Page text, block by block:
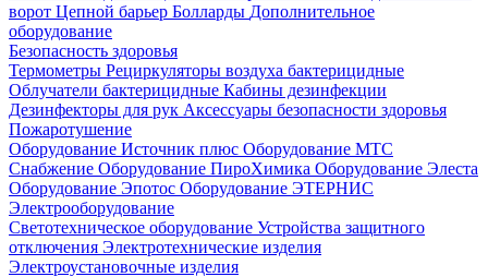
ворот Цепной барьер Болларды Дополнительное
оборудование
Безопасность здоровья
Термометры Рециркуляторы воздуха бактерицидные
Облучатели бактерицидные Кабины дезинфекции
Дезинфекторы для рук Аксессуары безопасности здоровья
Пожаротушение
Оборудование Источник плюс Оборудование МТС
Снабжение Оборудование ПироХимика Оборудование Элеста
Оборудование Эпотос Оборудование ЭТЕРНИС
Электрооборудование
Светотехническое оборудование Устройства защитного
отключения Электротехнические изделия
Электроустановочные изделия